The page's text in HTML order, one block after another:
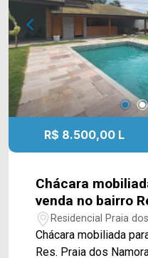
IMÓVEIS - Presente
R$ 8.500,00 L
Chácara
venda no bairro
Namorados em
Residencial Praia
Americana/SP
Chácara mobiliada
Res. Praia dos